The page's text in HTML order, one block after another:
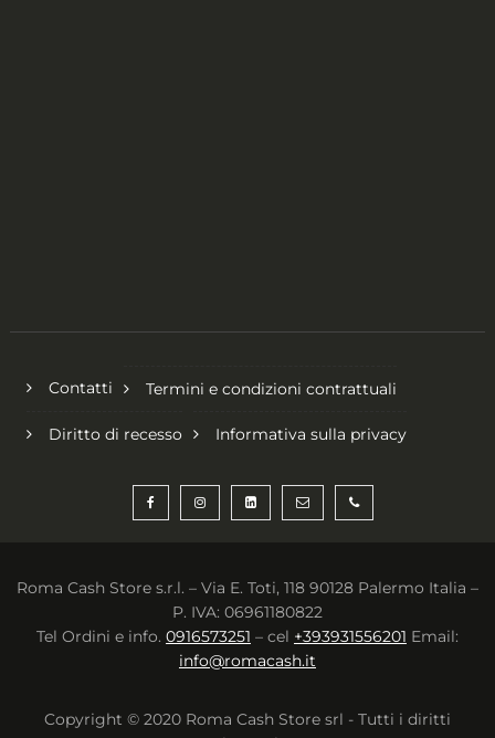
Contatti Termini e condizioni contrattuali
Diritto di recesso Informativa sulla privacy
Roma Cash Store s.r.l. – Via E. Toti, 118 90128 Palermo Italia –
P. IVA: 06961180822
Tel Ordini e info. 0916573251 – cel +393931556201 Email:
info@romacash.it
Copyright © 2020 Roma Cash Store srl - Tutti i diritti